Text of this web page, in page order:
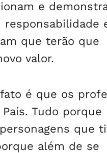
e
que terão que
valor.
é que os
Tudo porque
que
além de se